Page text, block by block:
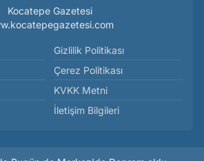
Kocatepe Gazetesi
Gizlilik Politikası
Çerez Politikası
KVKK Metni
İletişim Bilgileri